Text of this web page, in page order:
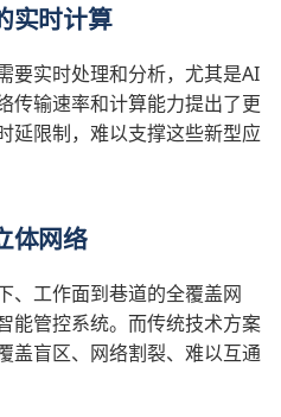
实时计算
要实时处理和分析，尤其是AI
传输速率和计算能力提出了更
延限制，难以支撑这些新型应
体网络
、工作面到巷道的全覆盖网
能管控系统。而传统技术方案
盖盲区、网络割裂、难以互通